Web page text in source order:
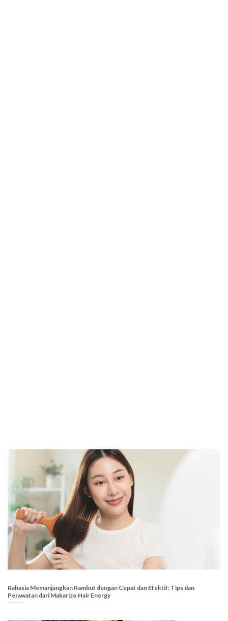
Rahasia Memanjangkan Rambut dengan Cepat dan Efektif: Tips dan
Perawatan dari Makarizo Hair Energy